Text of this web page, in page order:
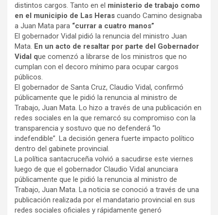
distintos cargos. Tanto en el ministerio de trabajo como
en el municipio de Las Heras cuando Camino designaba
a Juan Mata para “currar a cuatro manos”
El gobernador Vidal pidió la renuncia del ministro Juan
Mata. En un acto de resaltar por parte del Gobernador
Vidal que comenzó a librarse de los ministros que no
cumplan con el decoro mínimo para ocupar cargos
públicos.
El gobernador de Santa Cruz, Claudio Vidal, confirmó
públicamente que le pidió la renuncia al ministro de
Trabajo, Juan Mata. Lo hizo a través de una publicación en
redes sociales en la que remarcó su compromiso con la
transparencia y sostuvo que no defenderá “lo
indefendible”. La decisión genera fuerte impacto político
dentro del gabinete provincial.
La política santacruceña volvió a sacudirse este viernes
luego de que el gobernador Claudio Vidal anunciara
públicamente que le pidió la renuncia al ministro de
Trabajo, Juan Mata. La noticia se conoció a través de una
publicación realizada por el mandatario provincial en sus
redes sociales oficiales y rápidamente generó